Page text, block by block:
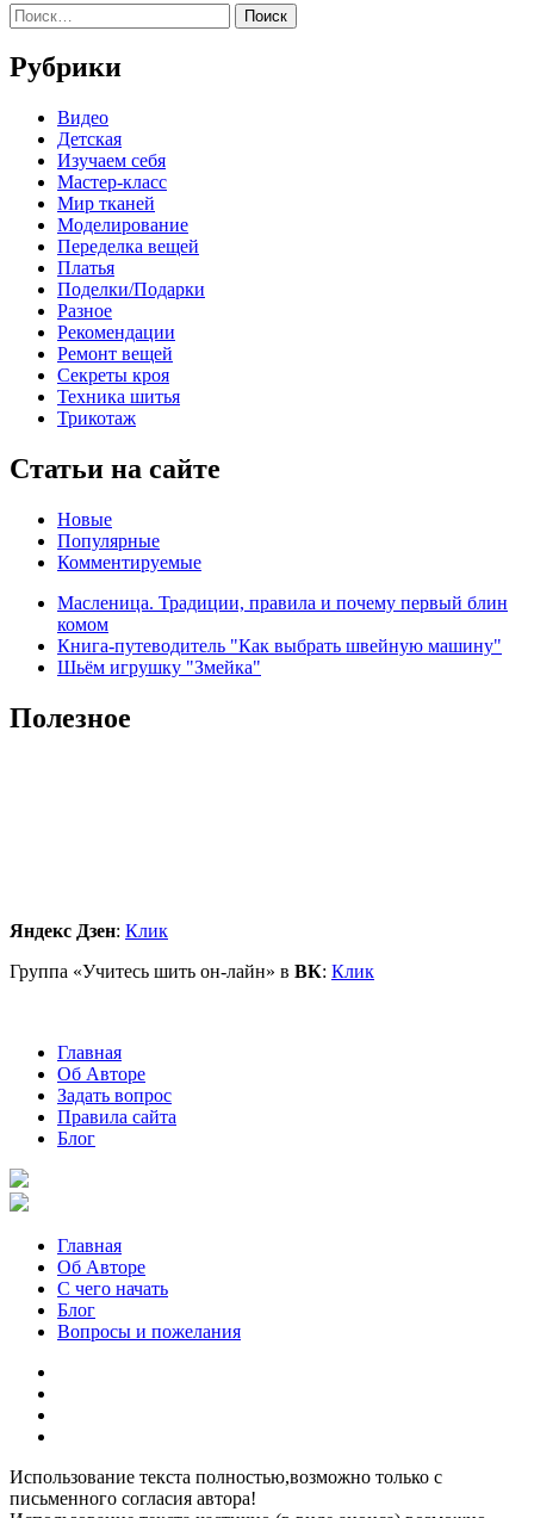
Найти:
Рубрики
Видео
Детская
Изучаем себя
Мастер-класс
Мир тканей
Моделирование
Переделка вещей
Платья
Поделки/Подарки
Разное
Рекомендации
Ремонт вещей
Секреты кроя
Техника шитья
Трикотаж
Статьи на сайте
Новые
Популярные
Комментируемые
Масленица. Традиции, правила и почему первый блин
комом
Книга-путеводитель "Как выбрать швейную машину"
Шьём игрушку "Змейка"
Полезное
Яндекс Дзен: Клик
Группа «Учитесь шить он-лайн» в ВК: Клик
Главная
Об Авторе
Задать вопрос
Правила сайта
Блог
Главная
Об Авторе
С чего начать
Блог
Вопросы и пожелания
Использование текста полностью,возможно только с
письменного согласия автора!